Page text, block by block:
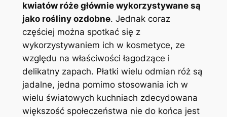
kwiatów róże głównie wykorzystywane są
jako rośliny ozdobne. Jednak coraz
częściej można spotkać się z
wykorzystywaniem ich w kosmetyce, ze
względu na właściwości łagodzące i
delikatny zapach. Płatki wielu odmian róż są
jadalne, jedna pomimo stosowania ich w
wielu światowych kuchniach zdecydowana
większość społeczeństwa nie do końca jest